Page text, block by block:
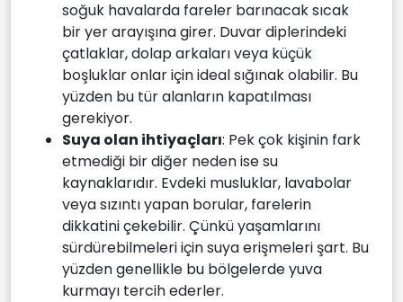
soğuk havalarda fareler barınacak sıcak
bir yer arayışına girer. Duvar diplerindeki
çatlaklar, dolap arkaları veya küçük
boşluklar onlar için ideal sığınak olabilir. Bu
yüzden bu tür alanların kapatılması
gerekiyor.
Suya olan ihtiyaçları: Pek çok kişinin fark
etmediği bir diğer neden ise su
kaynaklarıdır. Evdeki musluklar, lavabolar
veya sızıntı yapan borular, farelerin
dikkatini çekebilir. Çünkü yaşamlarını
sürdürebilmeleri için suya erişmeleri şart. Bu
yüzden genellikle bu bölgelerde yuva
kurmayı tercih ederler.